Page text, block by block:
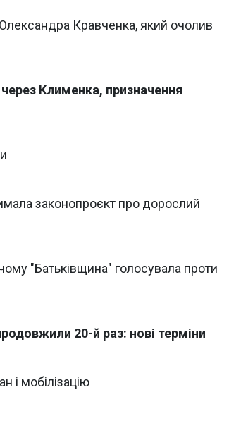
Кравченка, який очолив
Клименка, призначення
законопроєкт про дорослий
"Батьківщина" голосувала проти
20-й раз: нові терміни
і мобілізацію